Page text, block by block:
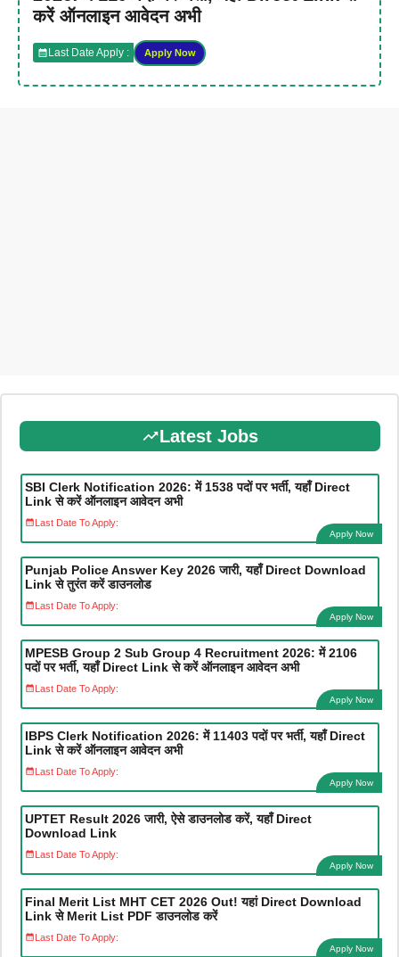
करें ऑनलाइन आवेदन अभी
Last Date Apply : Apply Now
Latest Jobs
SBI Clerk Notification 2026: में 1538 पदों पर भर्ती, यहाँ Direct
Link से करें ऑनलाइन आवेदन अभी
Last Date To Apply:
Apply Now
Punjab Police Answer Key 2026 जारी, यहाँ Direct Download
Link से तुरंत करें डाउनलोड
Last Date To Apply:
Apply Now
MPESB Group 2 Sub Group 4 Recruitment 2026: में 2106
पदों पर भर्ती, यहाँ Direct Link से करें ऑनलाइन आवेदन अभी
Last Date To Apply:
Apply Now
IBPS Clerk Notification 2026: में 11403 पदों पर भर्ती, यहाँ Direct
Link से करें ऑनलाइन आवेदन अभी
Last Date To Apply:
Apply Now
UPTET Result 2026 जारी, ऐसे डाउनलोड करें, यहाँ Direct
Download Link
Last Date To Apply:
Apply Now
Final Merit List MHT CET 2026 Out! यहां Direct Download
Link से Merit List PDF डाउनलोड करें
Last Date To Apply:
Apply Now